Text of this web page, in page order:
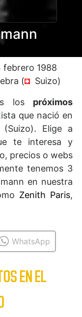
febrero 1988
( Suizo)
los próximos
que nació en
Elige a
te interesa y
precios o webs
tenemos 3
en nuestra
Zenith Paris,
WhatsApp
EN EL